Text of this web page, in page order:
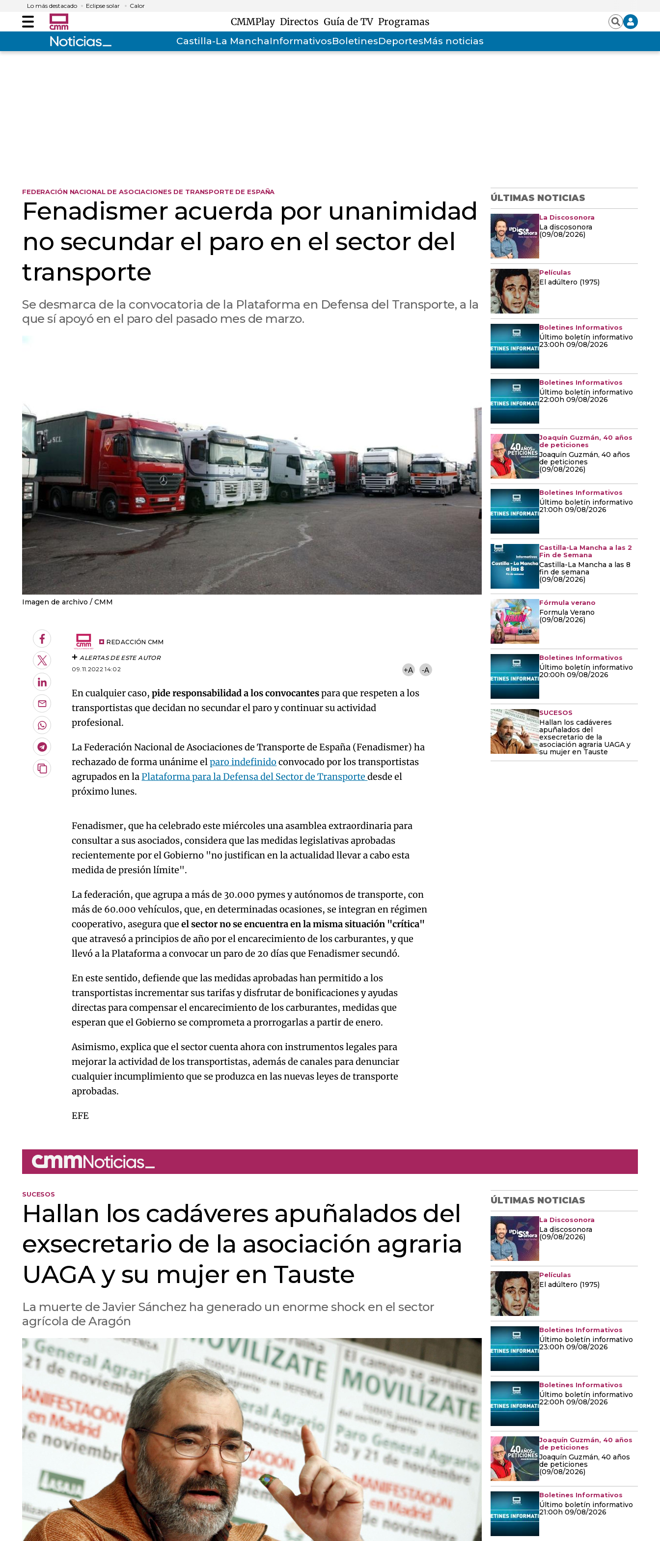
Lo más destacado Eclipse solar Calor
Menú CMMPlay Directos Guía de TV Programas BuscarIniciar
sesión
Castilla-La ManchaInformativosBoletinesDeportesMás noticias
FEDERACIÓN NACIONAL DE ASOCIACIONES DE TRANSPORTE DE ESPAÑA
Fenadismer acuerda por unanimidad
no secundar el paro en el sector del
transporte
Se desmarca de la convocatoria de la Plataforma en Defensa del Transporte, a la
que sí apoyó en el paro del pasado mes de marzo.
Imagen de archivo CMM
Facebook
Twitter
LinkedIn
Enviar
por
Email
Whatsapp
Telegram
Copiar
artículo
REDACCIÓN CMM
ALERTAS DE ESTE AUTOR
09.11.2022 14:02
+A -A
En cualquier caso,pide responsabilidad a los convocantespara que respeten a los
transportistas que decidan no secundar el paro y continuar su actividad
profesional.
La Federación Nacional de Asociaciones de Transporte de España (Fenadismer) ha
rechazado de forma unánime elparo indefinido convocado por los transportistas
agrupados en laPlataforma para la Defensa del Sector de Transportedesde el
próximo lunes.
Try again
Fenadismer, que ha celebrado este miércoles una asamblea extraordinaria para
consultar a sus asociados, considera que las medidas legislativas aprobadas
recientemente por el Gobierno "no justifican en la actualidad llevar a cabo esta
medida de presión límite".
La federación, que agrupa a más de 30.000 pymes y autónomos de transporte, con
más de 60.000 vehículos, que, en determinadas ocasiones, se integran en régimen
cooperativo, asegura queel sector no se encuentra en la misma situación "crítica"
que atravesó a principios de año por el encarecimiento de los carburantes, y que
llevó a la Plataforma a convocar un paro de 20 días que Fenadismer secundó.
En este sentido, defiende que las medidas aprobadas han permitido a los
transportistas incrementar sus tarifas y disfrutar de bonificaciones y ayudas
directas para compensar el encarecimiento de los carburantes, medidas que
esperan que el Gobierno se comprometa a prorrogarlas a partir de enero.
Asimismo, explica que el sector cuenta ahora con instrumentos legales para
mejorar la actividad de los transportistas, además de canales para denunciar
cualquier incumplimiento que se produzca en las nuevas leyes de transporte
aprobadas.
EFE
ÚLTIMAS NOTICIAS
La Discosonora
La discosonora
(09/08/2026)
Películas
El adúltero (1975)
Boletines Informativos
Último boletín informativo
23:00h 09/08/2026
Boletines Informativos
Último boletín informativo
22:00h 09/08/2026
Joaquín Guzmán, 40 años
de peticiones
Joaquín Guzmán, 40 años
de peticiones
(09/08/2026)
Boletines Informativos
Último boletín informativo
21:00h 09/08/2026
Castilla-La Mancha a las 2
Fin de Semana
Castilla-La Mancha a las 8
fin de semana
(09/08/2026)
Fórmula verano
Formula Verano
(09/08/2026)
Boletines Informativos
Último boletín informativo
20:00h 09/08/2026
SUCESOS
Hallan los cadáveres
apuñalados del
exsecretario de la
asociación agraria UAGA y
su mujer en Tauste
SUCESOS
Hallan los cadáveres apuñalados del
exsecretario de la asociación agraria
UAGA y su mujer en Tauste
La muerte de Javier Sánchez ha generado un enorme shock en el sector
agrícola de Aragón
ÚLTIMAS NOTICIAS
La Discosonora
La discosonora
(09/08/2026)
Películas
El adúltero (1975)
Boletines Informativos
Último boletín informativo
23:00h 09/08/2026
Boletines Informativos
Último boletín informativo
22:00h 09/08/2026
Joaquín Guzmán, 40 años
de peticiones
Joaquín Guzmán, 40 años
de peticiones
(09/08/2026)
Boletines Informativos
Último boletín informativo
21:00h 09/08/2026